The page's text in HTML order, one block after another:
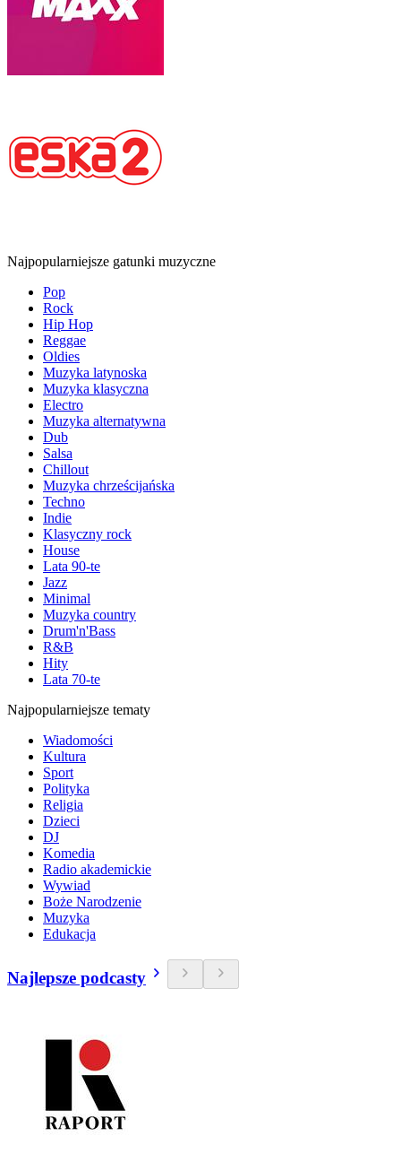
Najpopularniejsze gatunki muzyczne
Pop
Rock
Hip Hop
Reggae
Oldies
Muzyka latynoska
Muzyka klasyczna
Electro
Muzyka alternatywna
Dub
Salsa
Chillout
Muzyka chrześcijańska
Techno
Indie
Klasyczny rock
House
Lata 90-te
Jazz
Minimal
Muzyka country
Drum'n'Bass
R&B
Hity
Lata 70-te
Najpopularniejsze tematy
Wiadomości
Kultura
Sport
Polityka
Religia
Dzieci
DJ
Komedia
Radio akademickie
Wywiad
Boże Narodzenie
Muzyka
Edukacja
Najlepsze podcasty